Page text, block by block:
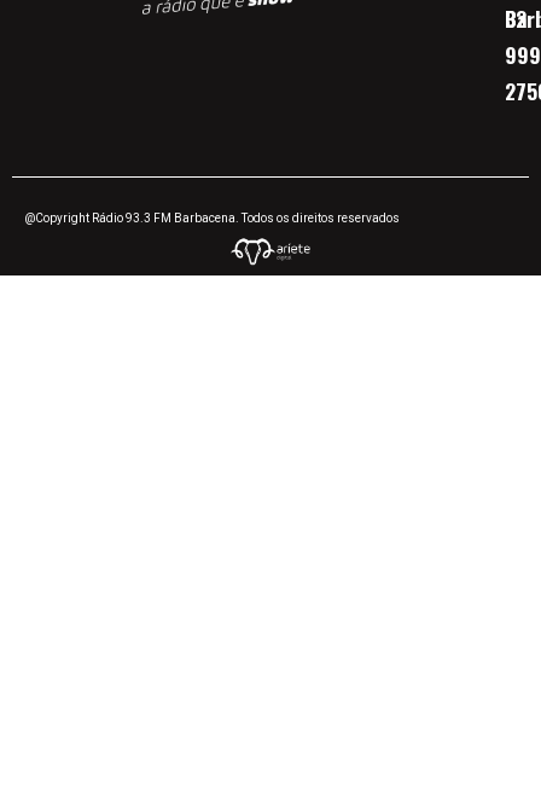
32
@Copyright Rádio 93.3 FM Barbacena. Todos os direitos reservados